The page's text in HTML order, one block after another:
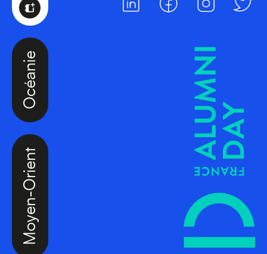
Moyen-Orient
Océanie